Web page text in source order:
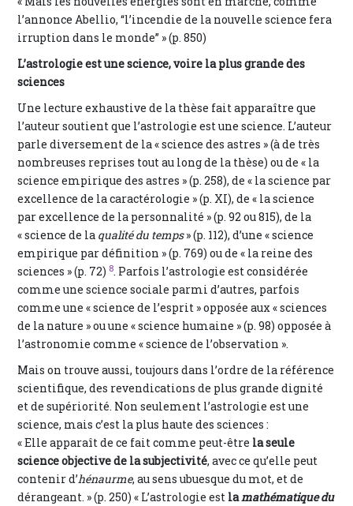
l’annonce Abellio, “l’incendie de la nouvelle science fera
irruption dans le monde” » (p. 850)
L’astrologie est une science, voire la plus grande des
sciences
Une lecture exhaustive de la thèse fait apparaître que
l’auteur soutient que l’astrologie est une science. L’auteur
parle diversement de la « science des astres » (à de très
nombreuses reprises tout au long de la thèse) ou de « la
science empirique des astres » (p. 258), de « la science par
excellence de la caractérologie » (p. XI), de « la science
par excellence de la personnalité » (p. 92 ou 815), de la
« science de la qualité du temps» (p. 112), d’une « science
empirique par définition » (p. 769) ou de « la reine des
sciences » (p. 72) 8. Parfois l’astrologie est considérée
comme une science sociale parmi d’autres, parfois
comme une « science de l’esprit » opposée aux « sciences
de la nature » ou une « science humaine » (p. 98) opposée à
l’astronomie comme « science de l’observation ».
Mais on trouve aussi, toujours dans l’ordre de la référence
scientifique, des revendications de plus grande dignité
et de supériorité. Non seulement l’astrologie est une
science, mais c’est la plus haute des sciences :
« Elle apparaît de ce fait comme peut-être la seule
science objective de la subjectivité, avec ce qu’elle peut
contenir d’hénaurme, au sens ubuesque du mot, et de
dérangeant. » (p. 250) « L’astrologie est lamathématique du